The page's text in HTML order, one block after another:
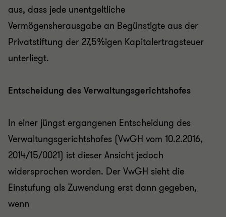
aus, dass jede unentgeltliche
Vermögensherausgabe an Begünstigte aus der
Privatstiftung der 27,5%igen Kapitalertragsteuer
unterliegt.
Entscheidung des Verwaltungsgerichtshofes
In einer jüngst ergangenen Entscheidung des
Verwaltungsgerichtshofes (VwGH vom 10.2.2016,
2014/15/0021) ist dieser Ansicht jedoch
widersprochen worden. Der VwGH sieht die
Einstufung als Zuwendung erst dann gegeben,
wenn